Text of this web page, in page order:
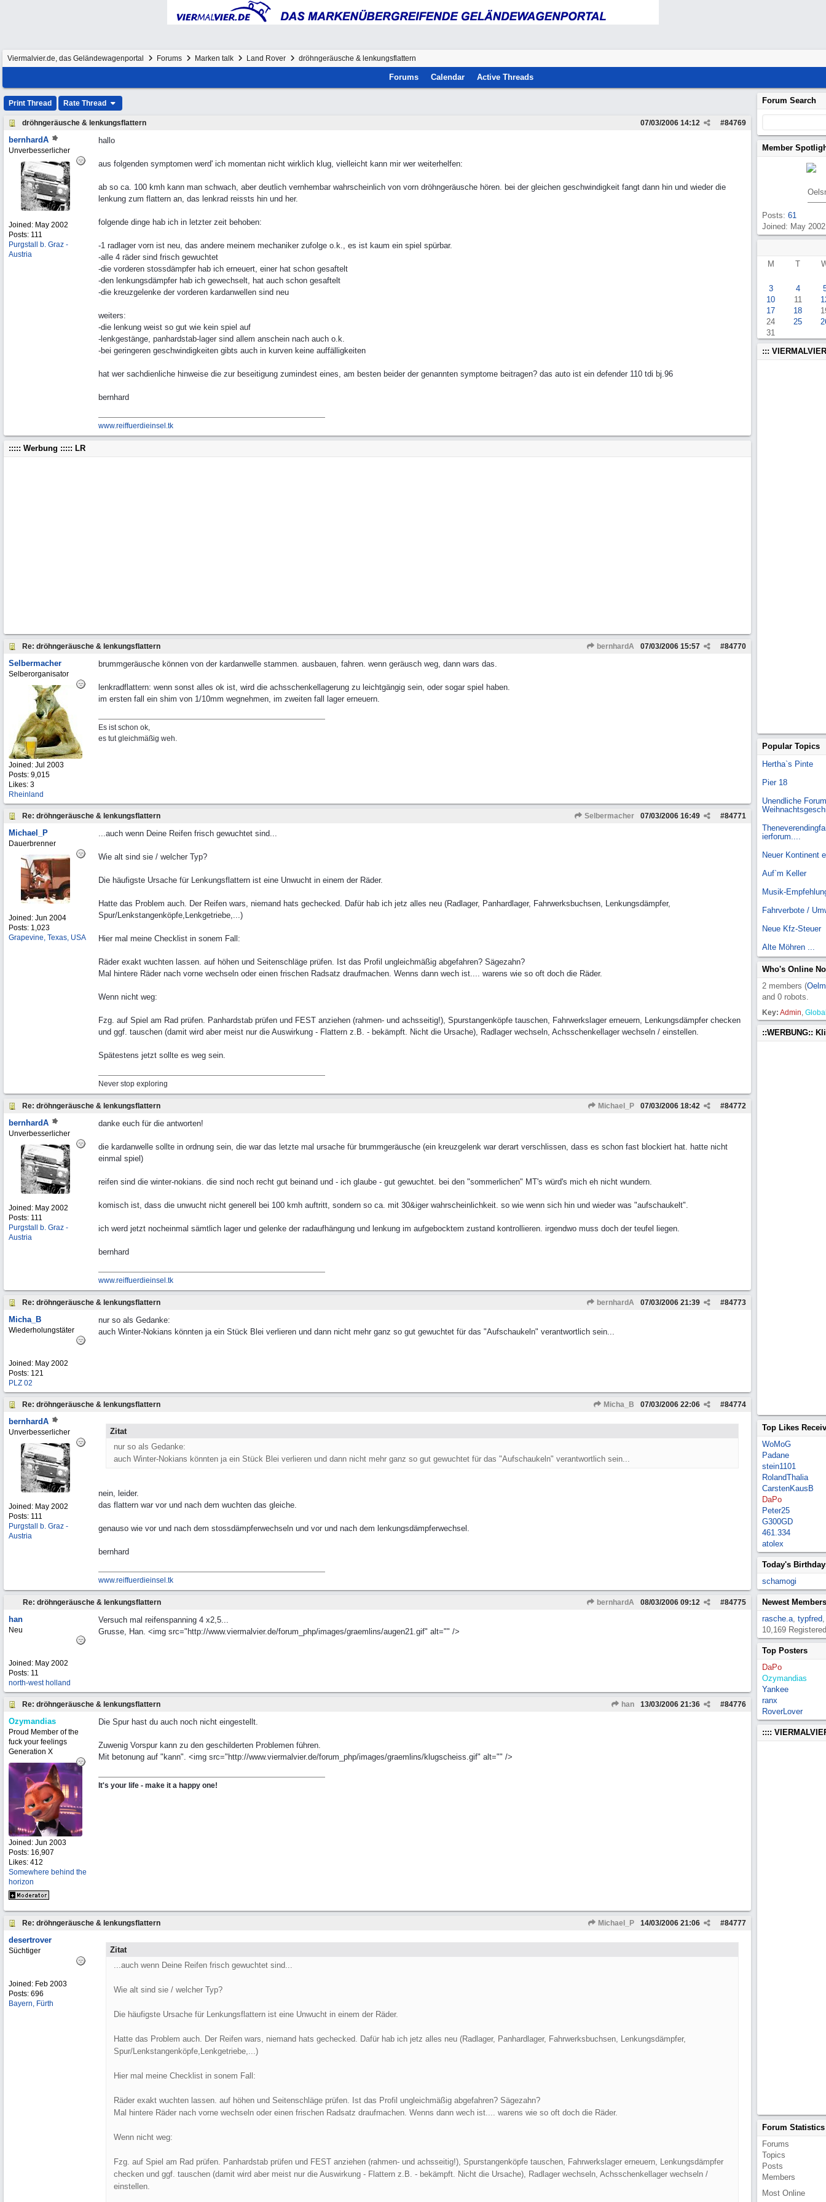
Viermalvier.de, das Geländewagenportal Forums Marken talk Land Rover dröhngeräusche & lenkungsflattern
Forums Calendar Active Threads
Print Thread Rate Thread
dröhngeräusche & lenkungsflattern #84769
07/03/2006 14:12
bernhardA
Unverbesserlicher
Joined: May 2002
Posts: 111
Purgstall b. Graz -
Austria
hallo
aus folgenden symptomen werd' ich momentan nicht wirklich klug, vielleicht kann mir wer weiterhelfen:
ab so ca. 100 kmh kann man schwach, aber deutlich vernhembar wahrscheinlich von vorn dröhngeräusche hören. bei der gleichen geschwindigkeit fangt dann hin und wieder die
lenkung zum flattern an, das lenkrad reissts hin und her.
folgende dinge hab ich in letzter zeit behoben:
-1 radlager vorn ist neu, das andere meinem mechaniker zufolge o.k., es ist kaum ein spiel spürbar.
-alle 4 räder sind frisch gewuchtet
-die vorderen stossdämpfer hab ich erneuert, einer hat schon gesaftelt
-den lenkungsdämpfer hab ich gewechselt, hat auch schon gesaftelt
-die kreuzgelenke der vorderen kardanwellen sind neu
weiters:
-die lenkung weist so gut wie kein spiel auf
-lenkgestänge, panhardstab-lager sind allem anschein nach auch o.k.
-bei geringeren geschwindigkeiten gibts auch in kurven keine auffälligkeiten
hat wer sachdienliche hinweise die zur beseitigung zumindest eines, am besten beider der genannten symptome beitragen? das auto ist ein defender 110 tdi bj.96
bernhard
www.reiffuerdieinsel.tk
::::: Werbung ::::: LR
Re: dröhngeräusche & lenkungsflattern bernhardA #84770
07/03/2006 15:57
Selbermacher
Selberorganisator
Joined: Jul 2003
Posts: 9,015
Likes: 3
Rheinland
brummgeräusche können von der kardanwelle stammen. ausbauen, fahren. wenn geräusch weg, dann wars das.
lenkradflattern: wenn sonst alles ok ist, wird die achsschenkellagerung zu leichtgängig sein, oder sogar spiel haben.
im ersten fall ein shim von 1/10mm wegnehmen, im zweiten fall lager erneuern.
Es ist schon ok,
es tut gleichmäßig weh.
Re: dröhngeräusche & lenkungsflattern Selbermacher #84771
07/03/2006 16:49
Michael_P
Dauerbrenner
Joined: Jun 2004
Posts: 1,023
Grapevine, Texas, USA
...auch wenn Deine Reifen frisch gewuchtet sind...
Wie alt sind sie / welcher Typ?
Die häufigste Ursache für Lenkungsflattern ist eine Unwucht in einem der Räder.
Hatte das Problem auch. Der Reifen wars, niemand hats gechecked. Dafür hab ich jetz alles neu (Radlager, Panhardlager, Fahrwerksbuchsen, Lenkungsdämpfer,
Spur/Lenkstangenköpfe,Lenkgetriebe,...)
Hier mal meine Checklist in sonem Fall:
Räder exakt wuchten lassen. auf höhen und Seitenschläge prüfen. Ist das Profil ungleichmäßig abgefahren? Sägezahn?
Mal hintere Räder nach vorne wechseln oder einen frischen Radsatz draufmachen. Wenns dann wech ist.... warens wie so oft doch die Räder.
Wenn nicht weg:
Fzg. auf Spiel am Rad prüfen. Panhardstab prüfen und FEST anziehen (rahmen- und achsseitig!), Spurstangenköpfe tauschen, Fahrwerkslager erneuern, Lenkungsdämpfer checken
und ggf. tauschen (damit wird aber meist nur die Auswirkung - Flattern z.B. - bekämpft. Nicht die Ursache), Radlager wechseln, Achsschenkellager wechseln / einstellen.
Spätestens jetzt sollte es weg sein.
Never stop exploring
Re: dröhngeräusche & lenkungsflattern Michael_P #84772
07/03/2006 18:42
bernhardA
Unverbesserlicher
Joined: May 2002
Posts: 111
Purgstall b. Graz -
Austria
danke euch für die antworten!
die kardanwelle sollte in ordnung sein, die war das letzte mal ursache für brummgeräusche (ein kreuzgelenk war derart verschlissen, dass es schon fast blockiert hat. hatte nicht
einmal spiel)
reifen sind die winter-nokians. die sind noch recht gut beinand und - ich glaube - gut gewuchtet. bei den "sommerlichen" MT's würd's mich eh nicht wundern.
komisch ist, dass die unwucht nicht generell bei 100 kmh auftritt, sondern so ca. mit 30&iger wahrscheinlichkeit. so wie wenn sich hin und wieder was "aufschaukelt".
ich werd jetzt nocheinmal sämtlich lager und gelenke der radaufhängung und lenkung im aufgebocktem zustand kontrollieren. irgendwo muss doch der teufel liegen.
bernhard
www.reiffuerdieinsel.tk
Re: dröhngeräusche & lenkungsflattern bernhardA #84773
07/03/2006 21:39
Micha_B
Wiederholungstäter
Joined: May 2002
Posts: 121
PLZ 02
nur so als Gedanke:
auch Winter-Nokians könnten ja ein Stück Blei verlieren und dann nicht mehr ganz so gut gewuchtet für das "Aufschaukeln" verantwortlich sein...
Re: dröhngeräusche & lenkungsflattern Micha_B #84774
07/03/2006 22:06
bernhardA
Unverbesserlicher
Joined: May 2002
Posts: 111
Purgstall b. Graz -
Austria
Zitat
nur so als Gedanke:
auch Winter-Nokians könnten ja ein Stück Blei verlieren und dann nicht mehr ganz so gut gewuchtet für das "Aufschaukeln" verantwortlich sein...
nein, leider.
das flattern war vor und nach dem wuchten das gleiche.
genauso wie vor und nach dem stossdämpferwechseln und vor und nach dem lenkungsdämpferwechsel.
bernhard
www.reiffuerdieinsel.tk
Re: dröhngeräusche & lenkungsflattern bernhardA #84775
08/03/2006 09:12
han
Neu
Joined: May 2002
Posts: 11
north-west holland
Versuch mal reifenspanning 4 x2,5...
Grusse, Han. <img src="http://www.viermalvier.de/forum_php/images/graemlins/augen21.gif" alt="" />
Re: dröhngeräusche & lenkungsflattern han #84776
13/03/2006 21:36
Ozymandias
Proud Member of the
fuck your feelings
Generation X
Joined: Jun 2003
Posts: 16,907
Likes: 412
Somewhere behind the
horizon
Die Spur hast du auch noch nicht eingestellt.
Zuwenig Vorspur kann zu den geschilderten Problemen führen.
Mit betonung auf "kann". <img src="http://www.viermalvier.de/forum_php/images/graemlins/klugscheiss.gif" alt="" />
It's your life - make it a happy one!
Re: dröhngeräusche & lenkungsflattern Michael_P #84777
14/03/2006 21:06
desertrover
Süchtiger
Joined: Feb 2003
Posts: 696
Bayern, Fürth
Zitat
...auch wenn Deine Reifen frisch gewuchtet sind...
Wie alt sind sie / welcher Typ?
Die häufigste Ursache für Lenkungsflattern ist eine Unwucht in einem der Räder.
Hatte das Problem auch. Der Reifen wars, niemand hats gechecked. Dafür hab ich jetz alles neu (Radlager, Panhardlager, Fahrwerksbuchsen, Lenkungsdämpfer,
Spur/Lenkstangenköpfe,Lenkgetriebe,...)
Hier mal meine Checklist in sonem Fall:
Räder exakt wuchten lassen. auf höhen und Seitenschläge prüfen. Ist das Profil ungleichmäßig abgefahren? Sägezahn?
Mal hintere Räder nach vorne wechseln oder einen frischen Radsatz draufmachen. Wenns dann wech ist.... warens wie so oft doch die Räder.
Wenn nicht weg:
Fzg. auf Spiel am Rad prüfen. Panhardstab prüfen und FEST anziehen (rahmen- und achsseitig!), Spurstangenköpfe tauschen, Fahrwerkslager erneuern, Lenkungsdämpfer
checken und ggf. tauschen (damit wird aber meist nur die Auswirkung - Flattern z.B. - bekämpft. Nicht die Ursache), Radlager wechseln, Achsschenkellager wechseln /
einstellen.
Forum Search
Member
Posts: 61
Joined: May 2002
M T
3 4
10
11
17
18
24
25
31
:::
Popular Topics
Hertha`s Pinte
Pier 18
Unendliche
ierforum....
Neuer Kontinent
Auf`m Keller
Musik-
Fahrverbote /
Neue Kfz-Steuer
Alte Möhren ...
Who's Online
2 members (
and 0 robots.
Key: Admin,
::WERBUNG::
Top Likes
WoMoG
Padane
stein1101
RolandThalia
CarstenKausB
DaPo
Peter25
G300GD
461.334
atolex
Today's
schamogi
Newest Members
rasche.a, typfred
10,169
Top Posters
DaPo
Ozymandias
Yankee
ranx
RoverLover
::::
Forum Statistics
Forums
Topics
Posts
Members
Most Online